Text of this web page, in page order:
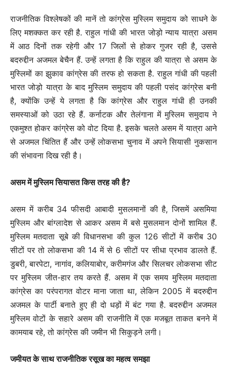
राजनीतिक विश्लेषकों की मानें तो कांग्रेस मुस्लिम समुदाय को साधने के
लिए मशक्कत कर रही है. राहुल गांधी की भारत जोड़ो न्याय यात्रा असम
में आठ दिनों तक रहेगी और 17 जिलों से होकर गुजर रही है, उससे
बदरुद्दीन अजमल बेचैन हैं. उन्हें लगता है कि राहुल की यात्रा से असम के
मुस्लिमों का झुकाव कांग्रेस की तरफ हो सकता है. राहुल गांधी की पहली
भारत जोड़ो यात्रा के बाद मुस्लिम समुदाय की पहली पसंद कांग्रेस बनी
है, क्योंकि उन्हें ये लगता है कि कांग्रेस और राहुल गांधी ही उनकी
समस्याओं को उठा रहे हैं. कर्नाटक और तेलंगाना में मुस्लिम समुदाय ने
एकमुश्त होकर कांग्रेस को वोट दिया है. इसके चलते असम में यात्रा आने
से अजमल चिंतित हैं और उन्हें लोकसभा चुनाव में अपने सियासी नुकसान
की संभावना दिख रही है।
असम में मुस्लिम सियासत किस तरह की है?
असम में करीब 34 फीसदी आबादी मुसलमानों की है, जिसमें असमिया
मुस्लिम और बांग्लादेश से आकर असम में बसे मुसलमान दोनों शामिल हैं.
मुस्लिम मतदाता सूबे की विधानसभा की कुल 126 सीटों में करीब 30
सीटों पर तो लोकसभा की 14 में से 6 सीटों पर सीधा प्रभाव डालते हैं.
डुबरी, बारपेटा, नागांव, कलियाबोर, करीमगंज और सिलचर लोकसभा सीट
पर मुस्लिम जीत-हार तय करते हैं. असम में एक समय मुस्लिम मतदाता
कांग्रेस का परंपरागत वोटर माना जाता था, लेकिन 2005 में बदरुद्दीन
अजमल के पार्टी बनाते हुए ही दो धड़ों में बंट गया है. बदरुद्दीन अजमल
मुस्लिम वोटों के सहारे असम की राजनीति में एक मजबूत ताकत बनने में
कामयाब रहे, तो कांग्रेस की जमीन भी सिकुड़ने लगी।
जमीयत के साथ राजनीतिक रसूख का महत्व समझा